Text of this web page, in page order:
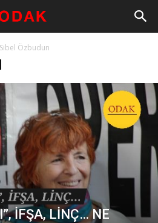
Sibel Özbudun
İFŞA, LİNÇ… NE